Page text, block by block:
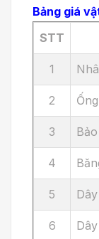
Bảng giá
STT
1
2
3
4
5
6